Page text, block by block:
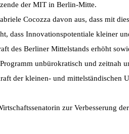
der MIT in Berlin-Mitte.
Cocozza davon aus, dass mit
dass Innovationspotentiale kleiner
des Berliner Mittelstands erhöht
unbürokratisch und zeitnah
der kleinen- und mittelständischen
zur Verbesserung der